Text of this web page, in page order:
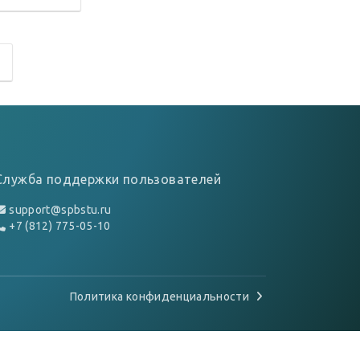
поддержки пользователей
support@spbstu.ru
+7 (812) 775-05-10
Политика конфиденциальности